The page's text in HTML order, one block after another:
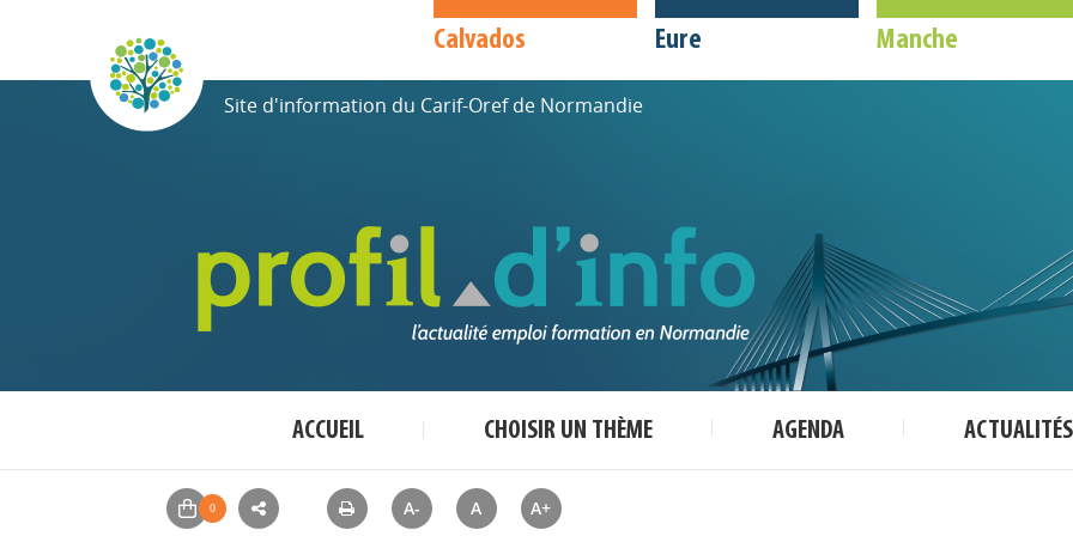
Calvados Eure Manche
Site d'information du Carif-Oref de Normandie
ACCUEIL CHOISIR UN THÈME AGENDA ACTUALITÉS
A- A A+